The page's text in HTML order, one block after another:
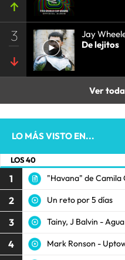
3
Jay
De lejitos
Ver
LO MÁS VISTO EN...
LOS 40
1 "Havana" de Camila
2 Un reto por 5 días
3 Tainy, J Balvin - Agua
4 Mark Ronson -